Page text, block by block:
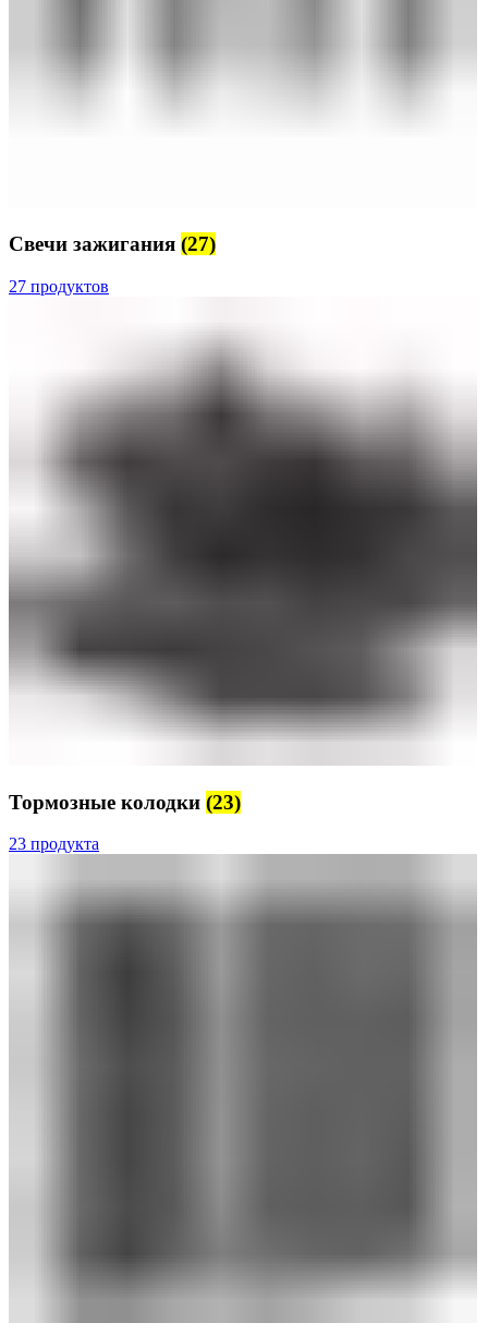
Свечи зажигания (27)
27 продуктов
Тормозные колодки (23)
23 продукта